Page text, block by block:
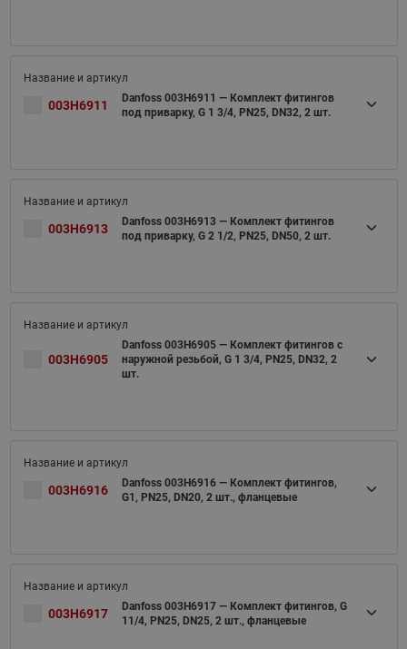
003H6911
Danfoss 003H6911 — Комплект фитингов
под приварку, G 1 3/4, PN25, DN32, 2 шт.
003H6913
Danfoss 003H6913 — Комплект фитингов
под приварку, G 2 1/2, PN25, DN50, 2 шт.
003H6905
Danfoss 003H6905 — Комплект фитингов с
наружной резьбой, G 1 3/4, PN25, DN32, 2
шт.
003H6916
Danfoss 003H6916 — Комплект фитингов,
G1, PN25, DN20, 2 шт., фланцевые
003H6917
Danfoss 003H6917 — Комплект фитингов, G
11/4, PN25, DN25, 2 шт., фланцевые